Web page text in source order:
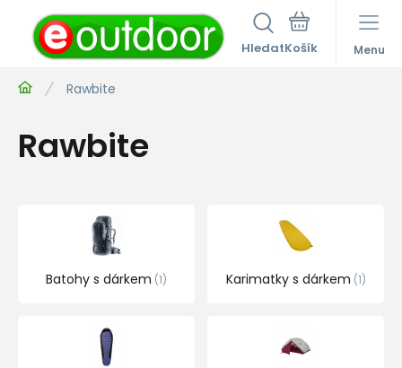
Hledat Menu
Rawbite
Rawbite
Batohy s dárkem 1 Karimatky s dárkem 1